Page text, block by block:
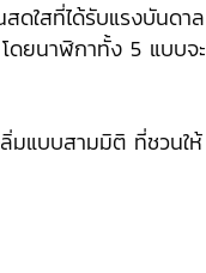
ดใสที่ได้รับแรงบันดาล
ดยนาฬิกาทั้ง 5 แบบจะ
มแบบสามมิติ ที่ชวนให้